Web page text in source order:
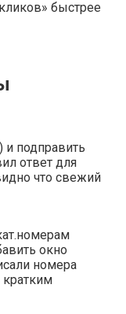
быстрее
подправить
ответ для
что свежий
окно
номера
кратким